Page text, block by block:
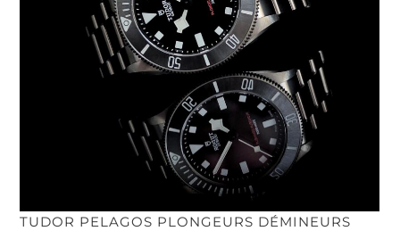
TUDOR PELAGOS PLONGEURS DÉMINEURS